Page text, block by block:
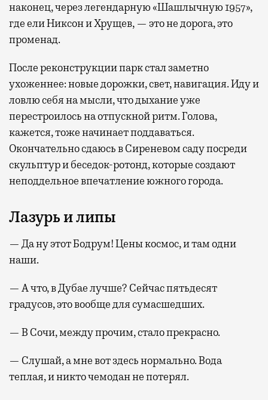
наконец, через легендарную «Шашлычную 1957»,
где ели Никсон и Хрущев, — это не дорога, это
променад.
После реконструкции парк стал заметно
ухоженнее: новые дорожки, свет, навигация. Иду и
ловлю себя на мысли, что дыхание уже
перестроилось на отпускной ритм. Голова,
кажется, тоже начинает поддаваться.
Окончательно сдаюсь в Сиреневом саду посреди
скульптур и беседок-ротонд, которые создают
неподдельное впечатление южного города.
Лазурь и липы
— Да ну этот Бодрум! Цены космос, и там одни
наши.
— А что, в Дубае лучше? Сейчас пятьдесят
градусов, это вообще для сумасшедших.
— В Сочи, между прочим, стало прекрасно.
— Слушай, а мне вот здесь нормально. Вода
теплая, и никто чемодан не потерял.